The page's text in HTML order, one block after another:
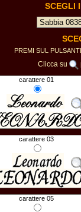
SCEGLI
PREMI SUL
Clicca su
carattere 01
carattere 03
carattere 05